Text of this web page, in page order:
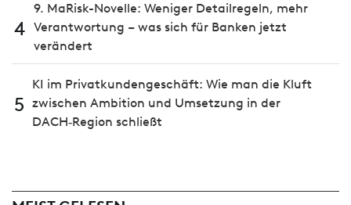
4
9. MaRisk-Novelle: Weniger Detailregeln, mehr
Verantwortung – was sich für Banken jetzt
verändert
5
KI im Privatkundengeschäft: Wie man die Kluft
zwischen Ambition und Umsetzung in der
DACH‑Region schließt